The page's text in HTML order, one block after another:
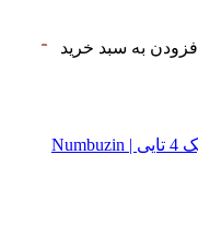
افزودن به سبد خرید
ماسک صورت لیفتینگ نامبوزین شماه 9 پک 4 تایی | Numbuzin